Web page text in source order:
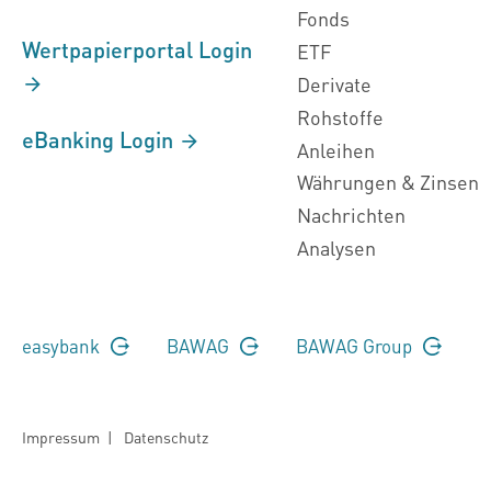
Wertpapierportal Login
eBanking Login
Fonds
ETF
Derivate
Rohstoffe
Anleihen
Währungen & Zinsen
Nachrichten
Analysen
easybank BAWAG BAWAG Group
Impressum | Datenschutz